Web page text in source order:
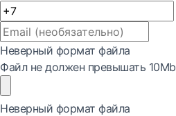
Неверный формат файла
Файл не должен превышать 10Mb
Неверный формат файла